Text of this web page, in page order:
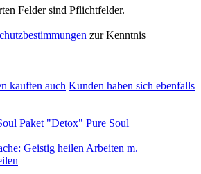
Felder sind Pflichtfelder.
zur Kenntnis
kauften auch Kunden haben sich ebenfalls
Paket "Detox" Pure Soul
Arbeiten m.